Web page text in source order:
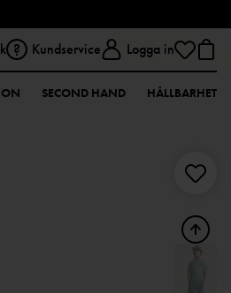
Kundservice Logga in
SECOND HAND HÅLLBARHET